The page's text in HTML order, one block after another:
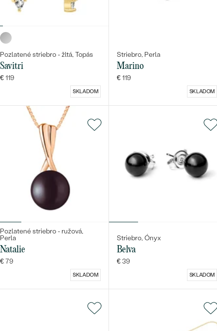
Pozlatené striebro - žltá, Topás
Savitri
€ 119
SKLADOM
Striebro, Perla
Marino
€ 119
SKLADOM
Pozlatené striebro - ružová,
Perla
Natalie
€ 79
SKLADOM
Striebro, Ónyx
Belva
€ 39
SKLADOM